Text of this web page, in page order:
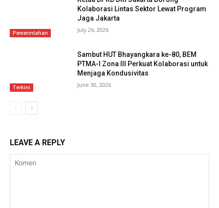
Pemerintahan
Kolaborasi Lintas Sektor Lewat Program
Jaga Jakarta
July 26, 2026
Terkini
Sambut HUT Bhayangkara ke-80, BEM
PTMA-I Zona III Perkuat Kolaborasi untuk
Menjaga Kondusivitas
June 30, 2026
LEAVE A REPLY